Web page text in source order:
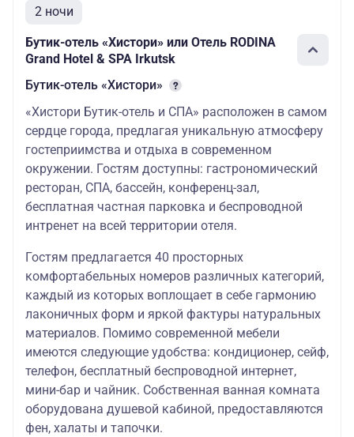
2 ночи
Бутик-отель «Хистори» или Отель RODINA
Grand Hotel & SPA Irkutsk
Бутик-отель «Хистори»
«Хистори Бутик-отель и СПА» расположен в самом
сердце города, предлагая уникальную атмосферу
гостеприимства и отдыха в современном
окружении. Гостям доступны: гастрономический
ресторан, СПА, бассейн, конференц-зал,
бесплатная частная парковка и беспроводной
интренет на всей территории отеля.
Гостям предлагается 40 просторных
комфортабельных номеров различных категорий,
каждый из которых воплощает в себе гармонию
лаконичных форм и яркой фактуры натуральных
материалов. Помимо современной мебели
имеются следующие удобства: кондиционер, сейф,
телефон, бесплатный беспроводной интернет,
мини-бар и чайник. Собственная ванная комната
оборудована душевой кабиной, предоставляются
фен, халаты и тапочки.